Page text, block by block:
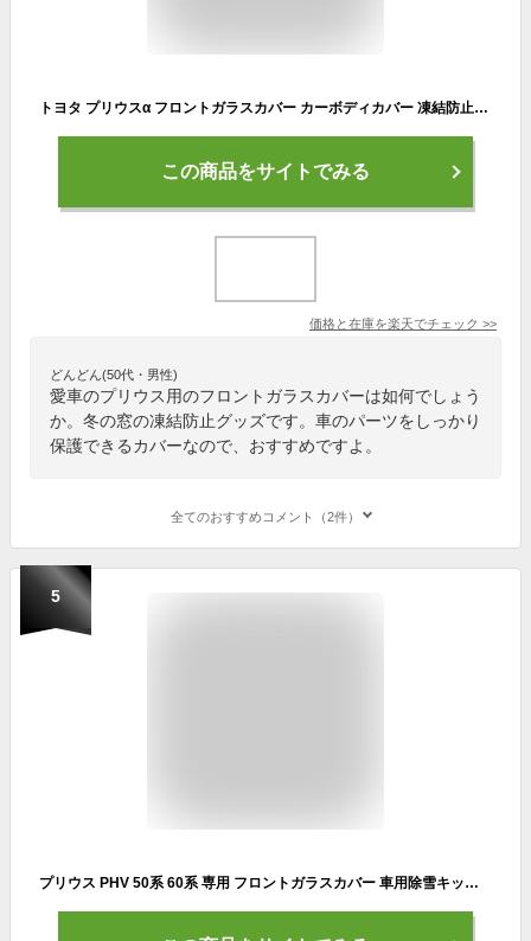
トヨタ プリウスα フロントガラスカバー カーボディカバー 凍結防止カバー サンシェード 日焼け 厚手 防雨 落ち葉 霜よけ 結晶 ienobenrikan ienobenrikan
この商品をサイトでみる
価格と在庫を楽天でチェック >>
どんどん(50代・男性)
愛車のプリウス用のフロントガラスカバーは如何でしょう
か。冬の窓の凍結防止グッズです。車のパーツをしっかり
保護できるカバーなので、おすすめですよ。
全てのおすすめコメント（2件）
5
プリウス PHV 50系 60系 専用 フロントガラスカバー 車用除雪キット 凍結防止カバー 車サンシェード 雪対策 防水 折り畳み収納袋付き 四季適用 日よけ 霜よけ 落葉 積雪 盗難防止挟み耳 鏡保護 遮光断熱 厚手 日よけ 撥水加工【送料無料】